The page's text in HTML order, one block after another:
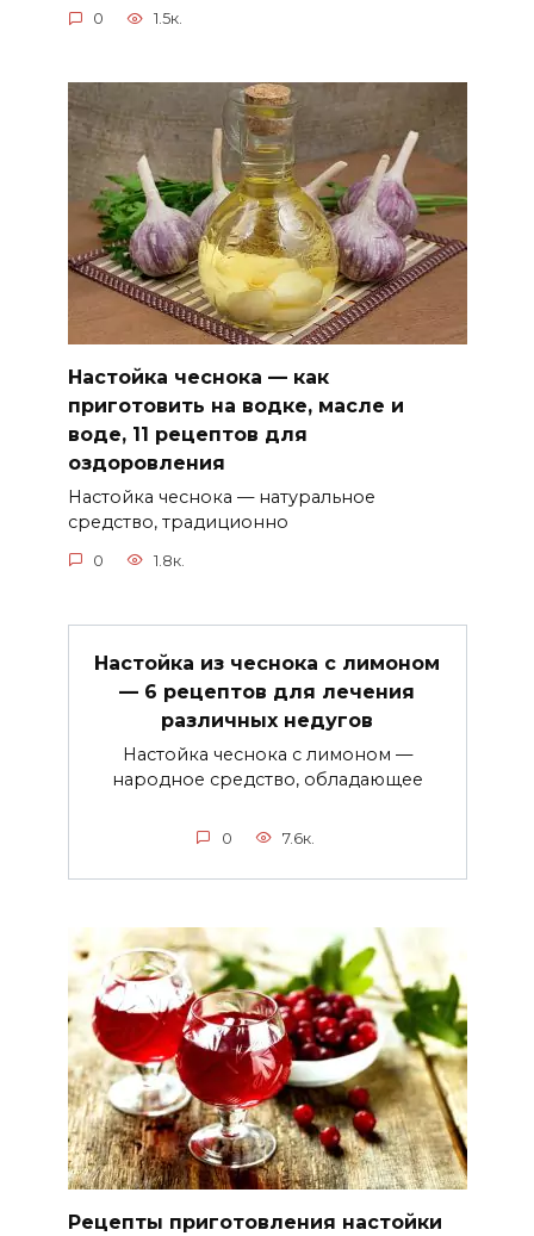
0 1.5к.
Настойка чеснока — как
приготовить на водке, масле и
воде, 11 рецептов для
оздоровления
Настойка чеснока — натуральное
средство, традиционно
0 1.8к.
Настойка из чеснока с лимоном
— 6 рецептов для лечения
различных недугов
Настойка чеснока с лимоном —
народное средство, обладающее
0 7.6к.
Рецепты приготовления настойки